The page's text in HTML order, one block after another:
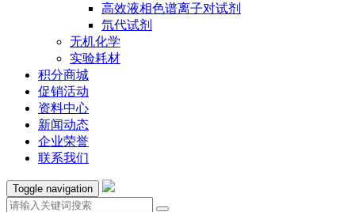
高效液相色谱离子对试剂
氘代试剂
无机化学
实验耗材
积分商城
促销活动
资料中心
新闻动态
企业荣誉
联系我们
Toggle navigation